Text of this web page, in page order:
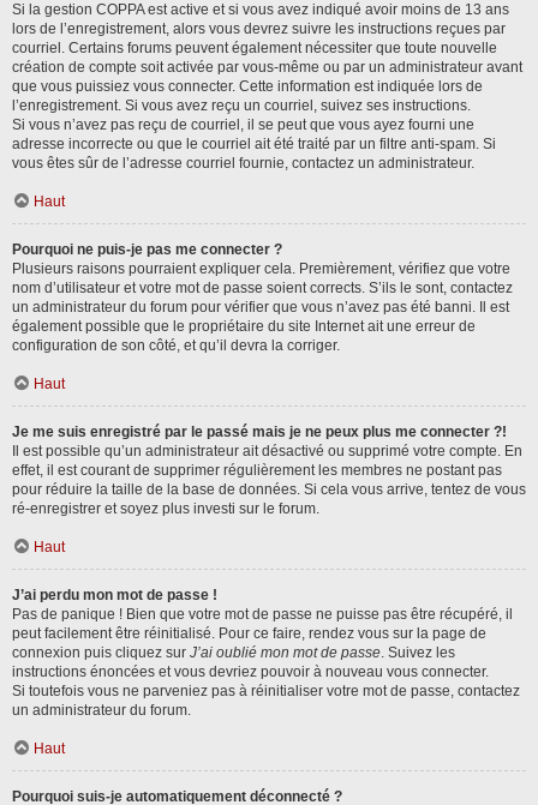
Si la gestion COPPA est active et si vous avez indiqué avoir moins de 13 ans
lors de l’enregistrement, alors vous devrez suivre les instructions reçues par
courriel. Certains forums peuvent également nécessiter que toute nouvelle
création de compte soit activée par vous-même ou par un administrateur avant
que vous puissiez vous connecter. Cette information est indiquée lors de
l’enregistrement. Si vous avez reçu un courriel, suivez ses instructions.
Si vous n’avez pas reçu de courriel, il se peut que vous ayez fourni une
adresse incorrecte ou que le courriel ait été traité par un filtre anti-spam. Si
vous êtes sûr de l’adresse courriel fournie, contactez un administrateur.
Haut
Pourquoi ne puis-je pas me connecter ?
Plusieurs raisons pourraient expliquer cela. Premièrement, vérifiez que votre
nom d’utilisateur et votre mot de passe soient corrects. S’ils le sont, contactez
un administrateur du forum pour vérifier que vous n’avez pas été banni. Il est
également possible que le propriétaire du site Internet ait une erreur de
configuration de son côté, et qu’il devra la corriger.
Haut
Je me suis enregistré par le passé mais je ne peux plus me connecter ?!
Il est possible qu’un administrateur ait désactivé ou supprimé votre compte. En
effet, il est courant de supprimer régulièrement les membres ne postant pas
pour réduire la taille de la base de données. Si cela vous arrive, tentez de vous
ré-enregistrer et soyez plus investi sur le forum.
Haut
J’ai perdu mon mot de passe !
Pas de panique ! Bien que votre mot de passe ne puisse pas être récupéré, il
peut facilement être réinitialisé. Pour ce faire, rendez vous sur la page de
connexion puis cliquez sur J’ai oublié mon mot de passe. Suivez les
instructions énoncées et vous devriez pouvoir à nouveau vous connecter.
Si toutefois vous ne parveniez pas à réinitialiser votre mot de passe, contactez
un administrateur du forum.
Haut
Pourquoi suis-je automatiquement déconnecté ?